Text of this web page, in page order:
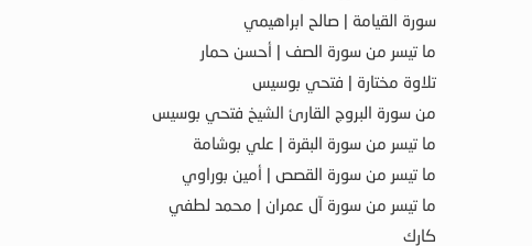
سورة القيامة | صالح ابراهيمي
ما تيسر من سورة الصف | أحسن حمار
تلاوة مختارة | فتحي بوسيس
من سورة البروج القارئ الشيخ فتحي بوسيس
ما تيسر من سورة البقرة | علي بوشامة
ما تيسر من سورة القصص | أمين بوراوي
ما تيسر من سورة آل عمران | محمد لطفي
كارك